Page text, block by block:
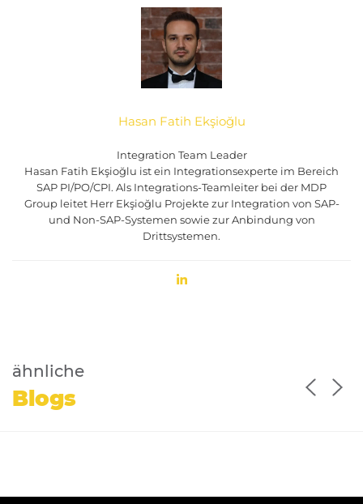
Hasan Fatih Ekşioğlu
Integration Team Leader
Hasan Fatih Ekşioğlu ist ein Integrationsexperte im Bereich
SAP PI/PO/CPI. Als Integrations-Teamleiter bei der MDP
Group leitet Herr Ekşioğlu Projekte zur Integration von SAP-
und Non-SAP-Systemen sowie zur Anbindung von
Drittsystemen.
ähnliche
Blogs